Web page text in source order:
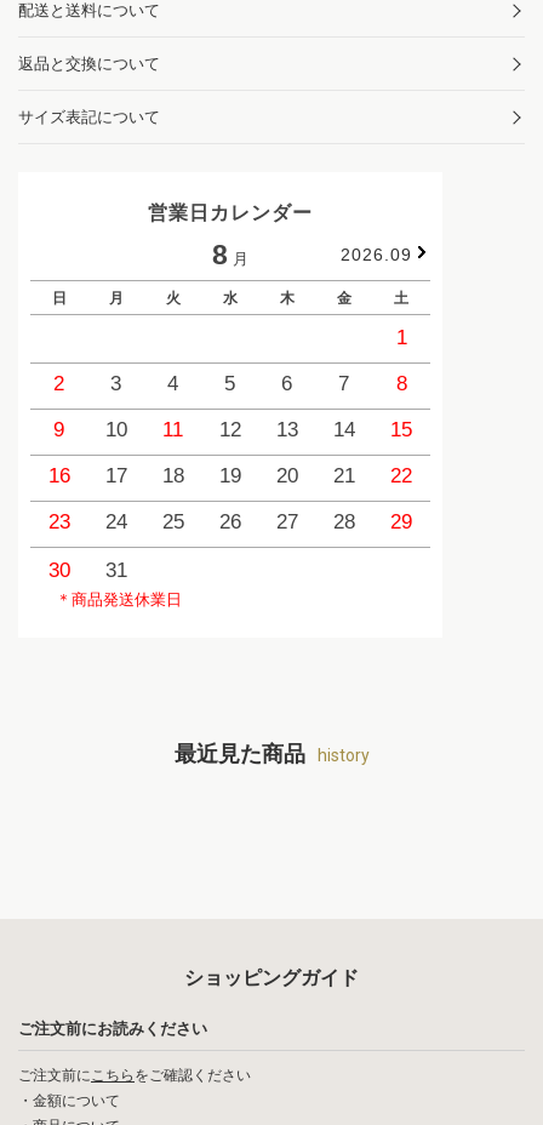
配送と送料について
返品と交換について
サイズ表記について
営業日カレンダー
8 月 2026.09
日 月 火 水 木 金 土
1
2
3 4 5 6 7
8
9
10 11 12 13 14
15
16
17 18 19 20 21
22
23
24 25 26 27 28 29
30 31
＊商品発送休業日
最近見た商品 history
ショッピングガイド
ご注文前にお読みください
ご注文前にこちら をご確認ください
・ 金額について